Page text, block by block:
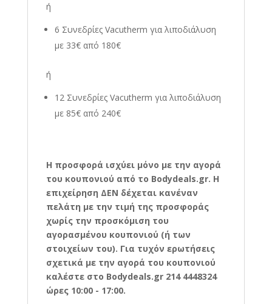
ή
6 Συνεδρίες Vacutherm για λιποδιάλυση
με 33€ από 180€
ή
12 Συνεδρίες Vacutherm για λιποδιάλυση
με 85€ από 240€
Η προσφορά ισχύει μόνο με την αγορά
του κουπονιού από το Bodydeals.gr. Η
επιχείρηση ΔΕΝ δέχεται κανέναν
πελάτη με την τιμή της προσφοράς
χωρίς την προσκόμιση του
αγορασμένου κουπονιού (ή των
στοιχείων του). Για τυχόν ερωτήσεις
σχετικά με την αγορά του κουπονιού
καλέστε στο Bodydeals.gr 214 4448324
ώρες 10:00 - 17:00.